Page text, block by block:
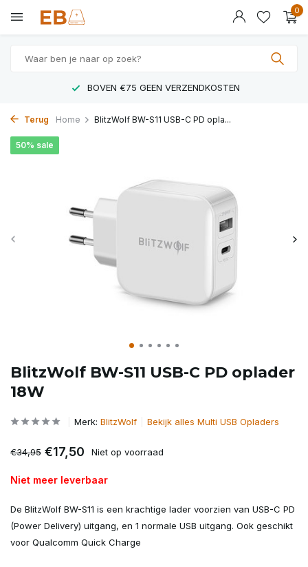
0
BOVEN €75 GEEN VERZENDKOSTEN
Terug Home BlitzWolf BW-S11 USB-C PD opla...
BlitzWolf BW-S11 USB-C PD oplader
18W
50% sale
Merk: BlitzWolf Bekijk alles Multi USB Opladers
€34,95 €17,50 Niet op voorraad
Niet meer leverbaar
De BlitzWolf BW-S11 is een krachtige lader voorzien van USB-C PD
(Power Delivery) uitgang, en 1 normale USB uitgang. Ook geschikt
voor Qualcomm Quick Charge